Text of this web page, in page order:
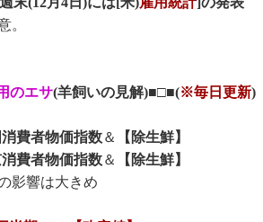
。
のエサ(羊飼いの見解)■□■(※毎日更新)
消費者物価指数＆
【除生鮮】
消費者物価指数＆
【除生鮮】
影響は大きめ